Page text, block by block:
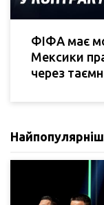
ФІФА має
Мексики
через